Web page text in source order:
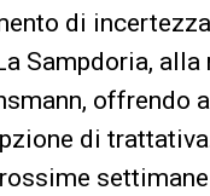
di
Sampdoria,
offrendo
di